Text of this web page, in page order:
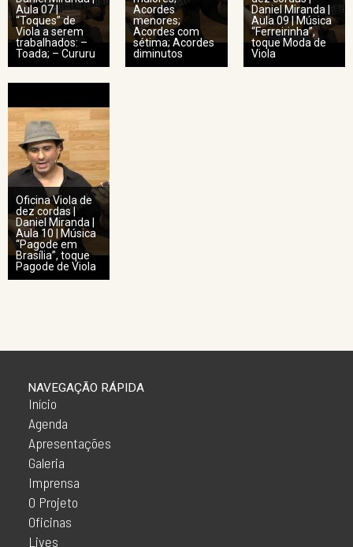
Aula 07 |
“Toques” de
Viola a serem
trabalhados: –
Toada; – Cururu
Acordes
menores;
Acordes com
sétima; Acordes
diminutos
Daniel Miranda |
Aula 09 | Música
“Ferreirinha”,
toque Moda de
Viola
Oficina Viola de
dez cordas |
Daniel Miranda |
Aula 10 | Música
“Pagode em
Brasília”, toque
Pagode de Viola
Início
Agenda
Apresentações
Galeria
Imprensa
O Projeto
Oficinas
Lives
NAVEGAÇÃO RÁPIDA